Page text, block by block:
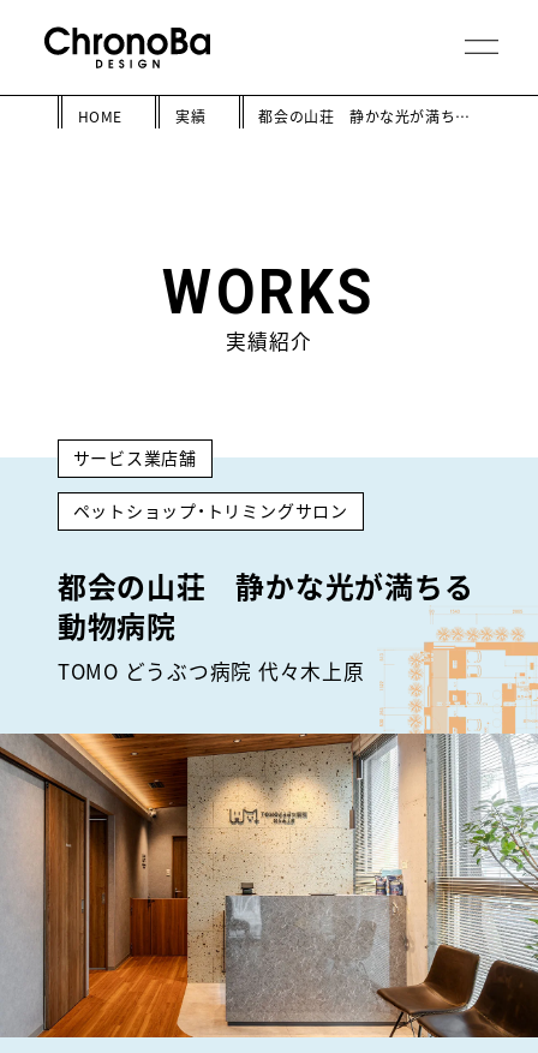
HOME 実績 都会の山荘 静かな光が満ちる動物病院
WORKS
実績紹介
サービス業店舗
ペットショップ・トリミングサロン
都会の山荘 静かな光が満ちる
動物病院
TOMO どうぶつ病院 代々木上原